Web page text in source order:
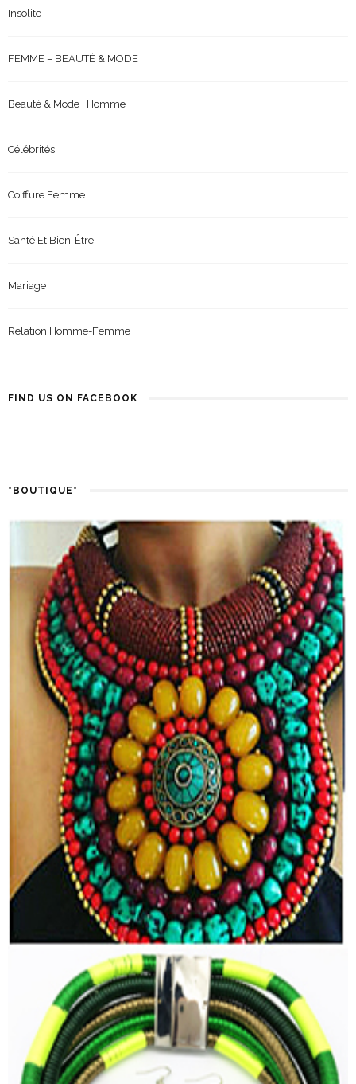
Insolite
FEMME – BEAUTÉ & MODE
Beauté & Mode | Homme
Célébrités
Coiffure Femme
Santé Et Bien-Être
Mariage
Relation Homme-Femme
FIND US ON FACEBOOK
*BOUTIQUE*